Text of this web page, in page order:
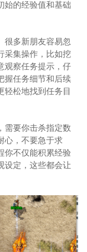
始的经验值和基础
很多新朋友容易忽
采集操作，比如挖
观察任务提示，仔
握任务细节和后续
轻松地找到任务目
需要你击杀指定数
心，不要急于求
你不仅能积累经验
设定，这些都会让